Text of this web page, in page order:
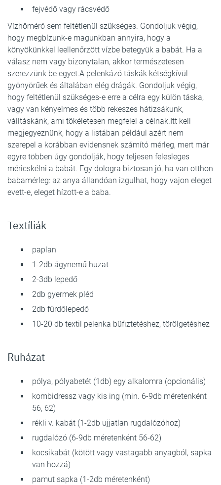
fejvédő vagy rácsvédő
Vízhőmérő sem feltétlenül szükséges. Gondoljuk végig,
hogy megbízunk-e magunkban annyira, hogy a
könyökünkkel leellenőrzött vízbe betegyük a babát. Ha a
válasz nem vagy bizonytalan, akkor természetesen
szerezzünk be egyet.A pelenkázó táskák kétségkívül
gyönyörűek és általában elég drágák. Gondoljuk végig,
hogy feltétlenül szükséges-e erre a célra egy külön táska,
vagy van kényelmes és több rekeszes hátizsákunk,
válltáskánk, ami tökéletesen megfelel a célnak.Itt kell
megjegyeznünk, hogy a listában például azért nem
szerepel a korábban evidensnek számító mérleg, mert már
egyre többen úgy gondolják, hogy teljesen felesleges
méricskélni a babát. Egy dologra biztosan jó, ha van otthon
babamérleg: az anya állandóan izgulhat, hogy vajon eleget
evett-e, eleget hízott-e a baba.
Textíliák
paplan
1-2db ágynemű huzat
2-3db lepedő
2db gyermek pléd
2db fürdőlepedő
10-20 db textil pelenka büfiztetéshez, törölgetéshez
Ruházat
pólya, pólyabetét (1db) egy alkalomra (opcionális)
kombidressz vagy kis ing (min. 6-9db méretenként
56, 62)
rékli v. kabát (1-2db ujjatlan rugdalózóhoz)
rugdalózó (6-9db méretenként 56-62)
kocsikabát (kötött vagy vastagabb anyagból, sapka
van hozzá)
pamut sapka (1-2db méretenként)